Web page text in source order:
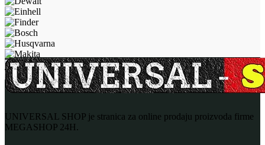
UNIVERSAL SHOP je stranica za online prodaju proizvoda firme
MEGASHOP 24H.